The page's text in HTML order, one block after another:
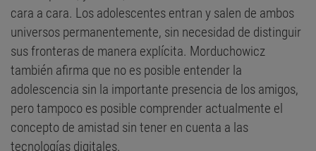
cara a cara. Los adolescentes entran y salen de ambos
universos permanentemente, sin necesidad de distinguir
sus fronteras de manera explícita. Morduchowicz
también afirma que no es posible entender la
adolescencia sin la importante presencia de los amigos,
pero tampoco es posible comprender actualmente el
concepto de amistad sin tener en cuenta a las
tecnologías digitales.